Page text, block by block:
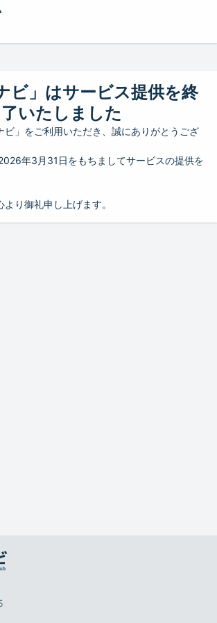
ビ」はサービス提供を終
了いたしました
ビ」をご利用いただき、誠にありがとうござ
年3月31日をもちましてサービスの提供を
り御礼申し上げます。